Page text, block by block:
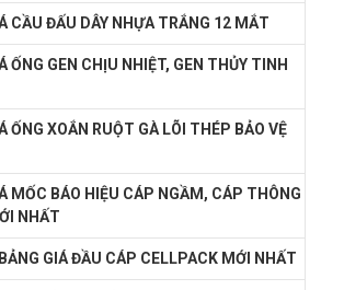
CẦU ĐẤU DÂY NHỰA TRẮNG 12 MẮT
ỐNG GEN CHỊU NHIỆT, GEN THỦY TINH
ỐNG XOẮN RUỘT GÀ LÕI THÉP BẢO VỆ
MỐC BÁO HIỆU CÁP NGẦM, CÁP THÔNG
NHẤT
GIÁ ĐẦU CÁP CELLPACK MỚI NHẤT